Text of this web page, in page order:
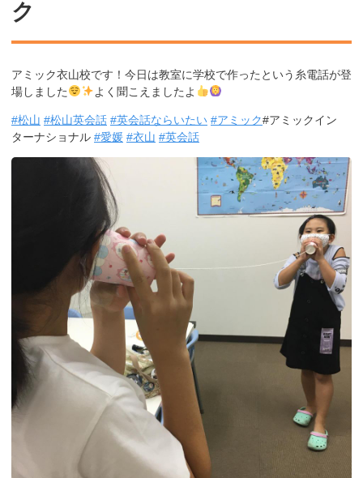
ク
アミック衣山校です！今日は教室に学校で作ったという糸電話が登
場しました
よく聞こえましたよ
#松山 #松山英会話 #英会話ならいたい #アミック#アミックイン
ターナショナル #愛媛 #衣山 #英会話